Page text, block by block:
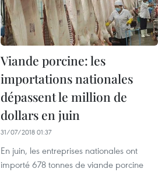
Viande porcine: les
importations nationales
dépassent le million de
dollars en juin
31/07/2018 01:37
En juin, les entreprises nationales ont
importé 678 tonnes de viande porcine